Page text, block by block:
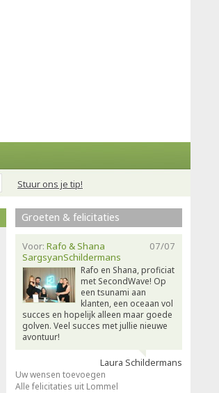
Stuur ons je tip!
Groeten & felicitaties
07/07
Voor: Rafo & Shana
SargsyanSchildermans
Rafo en Shana, proficiat
met SecondWave! Op
een tsunami aan
klanten, een oceaan vol
succes en hopelijk alleen maar goede
golven. Veel succes met jullie nieuwe
avontuur!
Laura Schildermans
Uw wensen toevoegen
Alle felicitaties uit Lommel